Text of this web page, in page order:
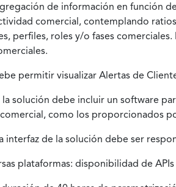
de información en función
comercial, contemplando
perfiles, roles y/o fases
permitir visualizar Alertas de
solución debe incluir un software
como los proporcionados
interfaz de la solución debe ser
plataformas: disponibilidad de